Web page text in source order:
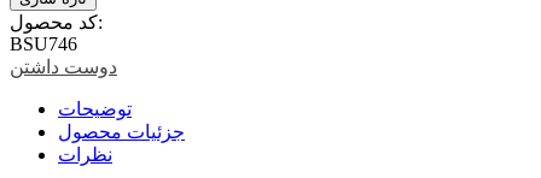
کد محصول:
BSU746
دوست داشتن
توضیحات
جزئیات محصول
نظرات